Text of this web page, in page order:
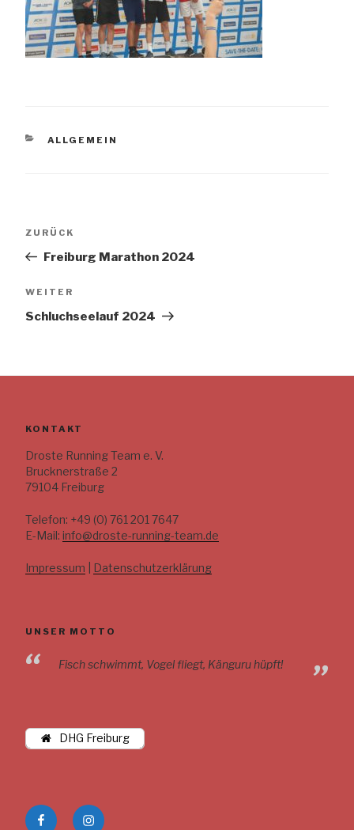
KATEGORIEN
ALLGEMEIN
Vorheriger
ZURÜCK
Freiburg Marathon 2024
Nächster
WEITER
Schluchseelauf 2024
KONTAKT
Droste Running Team e. V.
Brucknerstraße 2
79104 Freiburg
Telefon: +49 (0) 761 201 7647
E-Mail: info@droste-running-team.de
Impressum Datenschutzerklärung
UNSER MOTTO
Fisch schwimmt, Vogel fliegt, Känguru hüpft!
DHG Freiburg
DRT
auf
DRT
auf